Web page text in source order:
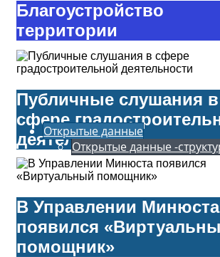
Благоустройство
территории
Подробнее
Публичные слушания в
сфере
деятельности
Подробнее
Открытые данные
Открытые данные -
В Управлении Минюста
появился
помощник»